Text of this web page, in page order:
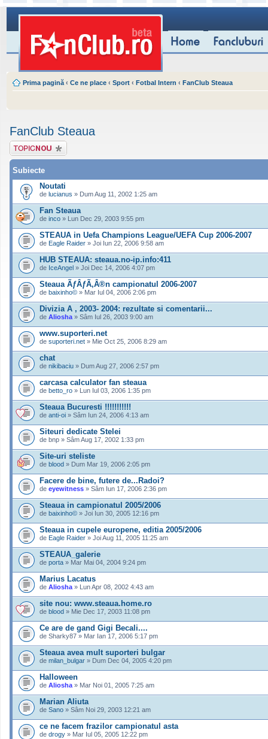
Prima pagină ‹ Ce ne place ‹ Sport ‹ Fotbal Intern ‹ FanClub Steaua
FanClub Steaua
Scrie un subiect
nou
Subiecte
Noutati
de lucianus » Dum Aug 11, 2002 1:25 am
Fan Steaua
de inco » Lun Dec 29, 2003 9:55 pm
STEAUA in Uefa Champions League/UEFA Cup 2006-2007
de Eagle Raider » Joi Iun 22, 2006 9:58 am
HUB STEAUA: steaua.no-ip.info:411
de IceAngel » Joi Dec 14, 2006 4:07 pm
Steaua ÃƒÂƒÃ‚Â®n campionatul 2006-2007
de baixinho© » Mar Iul 04, 2006 2:06 pm
Divizia A , 2003- 2004: rezultate si comentarii...
de Aliosha » Sâm Iul 26, 2003 9:00 am
www.suporteri.net
de suporteri.net » Mie Oct 25, 2006 8:29 am
chat
de nikibaciu » Dum Aug 27, 2006 2:57 pm
carcasa calculator fan steaua
de betto_ro » Lun Iul 03, 2006 1:35 pm
Steaua Bucuresti !!!!!!!!!!!
de anti-oi » Sâm Iun 24, 2006 4:13 am
Siteuri dedicate Stelei
de bnp » Sâm Aug 17, 2002 1:33 pm
Site-uri steliste
de blood » Dum Mar 19, 2006 2:05 pm
Facere de bine, futere de...Radoi?
de eyewitness » Sâm Iun 17, 2006 2:36 pm
Steaua in campionatul 2005/2006
de baixinho© » Joi Iun 30, 2005 12:16 pm
Steaua in cupele europene, editia 2005/2006
de Eagle Raider » Joi Aug 11, 2005 11:25 am
STEAUA_galerie
de porta » Mar Mai 04, 2004 9:24 pm
Marius Lacatus
de Aliosha » Lun Apr 08, 2002 4:43 am
site nou: www.steaua.home.ro
de blood » Mie Dec 17, 2003 11:08 pm
Ce are de gand Gigi Becali....
de Sharky87 » Mar Ian 17, 2006 5:17 pm
Steaua avea mult suporteri bulgar
de milan_bulgar » Dum Dec 04, 2005 4:20 pm
Halloween
de Aliosha » Mar Noi 01, 2005 7:25 am
Marian Aliuta
de Sano » Sâm Noi 29, 2003 12:21 am
ce ne facem frazilor campionatul asta
de drogy » Mar Iul 05, 2005 12:22 pm